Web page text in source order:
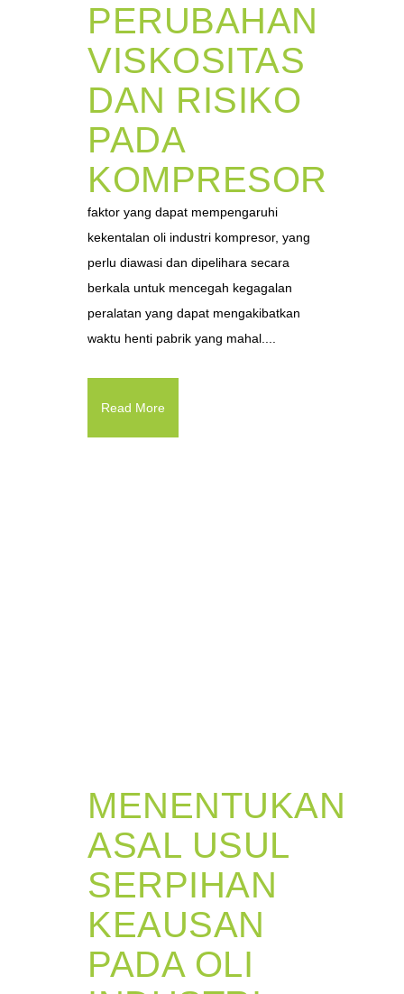
PERUBAHAN
VISKOSITAS
DAN RISIKO
PADA
KOMPRESOR
faktor yang dapat mempengaruhi
kekentalan oli industri kompresor, yang
perlu diawasi dan dipelihara secara
berkala untuk mencegah kegagalan
peralatan yang dapat mengakibatkan
waktu henti pabrik yang mahal....
Read More
MENENTUKAN
ASAL USUL
SERPIHAN
KEAUSAN
PADA OLI